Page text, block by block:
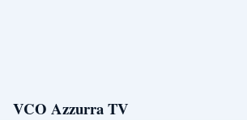
VCO Azzurra TV